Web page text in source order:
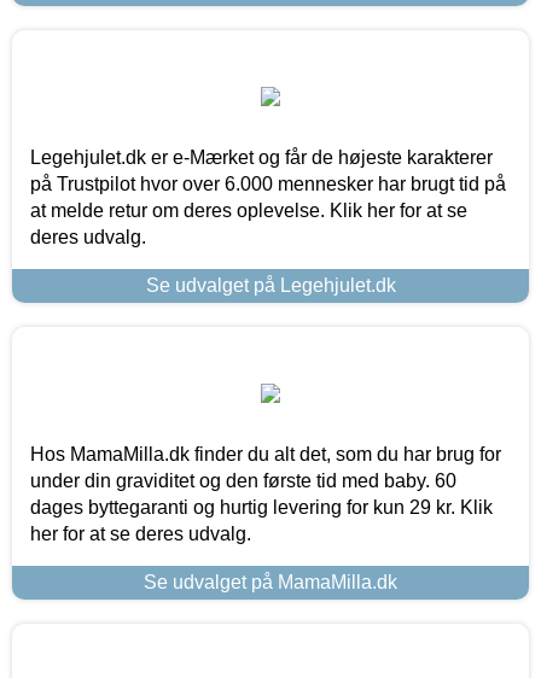
Legehjulet.dk er e-Mærket og får de højeste karakterer
på Trustpilot hvor over 6.000 mennesker har brugt tid på
at melde retur om deres oplevelse. Klik her for at se
deres udvalg.
Se udvalget på Legehjulet.dk
Hos MamaMilla.dk finder du alt det, som du har brug for
under din graviditet og den første tid med baby. 60
dages byttegaranti og hurtig levering for kun 29 kr. Klik
her for at se deres udvalg.
Se udvalget på MamaMilla.dk